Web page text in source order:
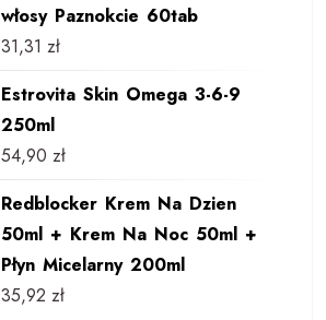
włosy Paznokcie 60tab
31,31 zł
Estrovita Skin Omega 3-6-9
250ml
54,90 zł
Redblocker Krem Na Dzien
50ml + Krem Na Noc 50ml +
Płyn Micelarny 200ml
35,92 zł